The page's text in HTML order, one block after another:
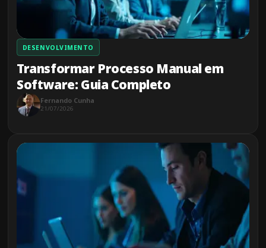
DESENVOLVIMENTO
Transformar Processo Manual em
Software: Guia Completo
Fernando Cunha
21/07/2026